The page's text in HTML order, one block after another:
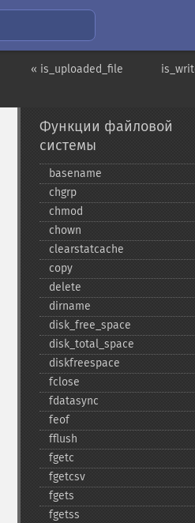
« is_uploaded_file
Функции файловой
системы
basename
chgrp
chmod
chown
clearstatcache
copy
delete
dirname
disk_​free_​space
disk_​total_​space
diskfreespace
fclose
fdatasync
feof
fflush
fgetc
fgetcsv
fgets
fgetss